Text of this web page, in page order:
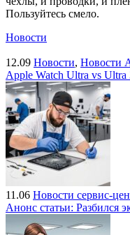
Пользуйтесь смело.
Новости
12.09 Новости, Новости
Apple Watch Ultra vs Ultra
11.06 Новости сервис-
Анонс статьи: Разбился